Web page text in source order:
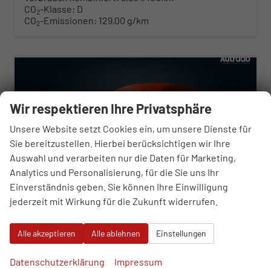
CO2-Klasse: D
CO2-Emissionen: 129,00 g/km
Hyundai i30 Kombi
unverbindliche Lieferzeit:08.10.2026 Neuwagen
Wir respektieren Ihre Privatsphäre
Unsere Website setzt Cookies ein, um unsere Dienste für
Sie bereitzustellen. Hierbei berücksichtigen wir Ihre
Auswahl und verarbeiten nur die Daten für Marketing,
Analytics und Personalisierung, für die Sie uns Ihr
Einverständnis geben. Sie können Ihre Einwilligung
jederzeit mit Wirkung für die Zukunft widerrufen.
Alle akzeptieren Alle ablehnen Einstellungen
Datenschutzerklärung Impressum